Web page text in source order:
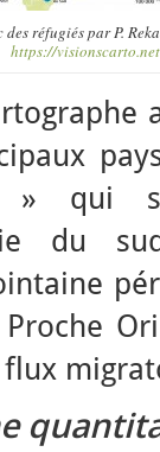
des réfugiés par P.
https://visionscarto.net
qui
du
flux